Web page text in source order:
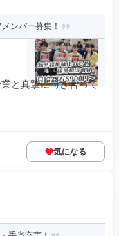
ンバー募集！
と真摯に向き合って
気になる